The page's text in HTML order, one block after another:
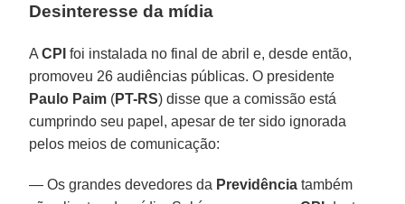
Desinteresse da mídia
ACPI foi instalada no final de abril e, desde então,
promoveu 26 audiências públicas. O presidente
Paulo Paim (PT-RS) disse que a comissão está
cumprindo seu papel, apesar de ter sido ignorada
pelos meios de comunicação:
— Os grandes devedores da Previdência também